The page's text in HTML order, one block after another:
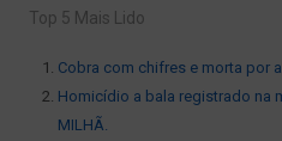
Top 5 Mais Lido
Cobra com chifres e morta por
Homicídio a bala registrado na
MILHÃ.